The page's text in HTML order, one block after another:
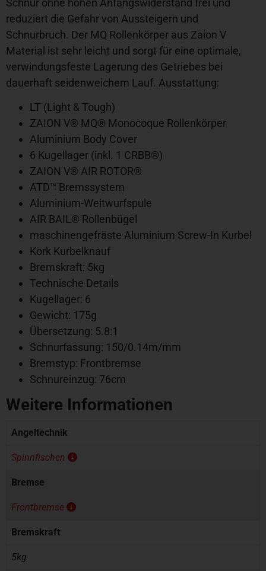
reduziert die Gefahr von Aussteigern und
Schnurbruch. Der MQ Rollenkörper aus Zaion V
Material ist sehr leicht und sorgt für eine optimale,
verwindungsfeste Lagerung des Getriebes bei
dauerhaft seidenweichem Lauf. Ausstattung:
LT (Light & Tough)
ZAION V® MQ® Monocoque Rollenkörper
Aluminium Body Cover
6 Kugellager (inkl. 1 CRBB®)
ZAION V® AIR ROTOR®
ATD™ Bremssystem
Aluminium-Weitwurfspule
AIR BAIL® Rollenbügel
maschinengefräste Aluminium Screw-In Kurbel
Kork Kurbelknauf
Bremskraft: 5kg
Technische Details
Kugellager: 6
Gewicht: 175g
Übersetzung: 5.8:1
Schnurfassung: 150/0.14m/mm
Bremstyp: Frontbremse
Schnureinzug: 76cm
Weitere Informationen
Angeltechnik
Spinnfischen
Bremse
Frontbremse
Bremskraft
5kg